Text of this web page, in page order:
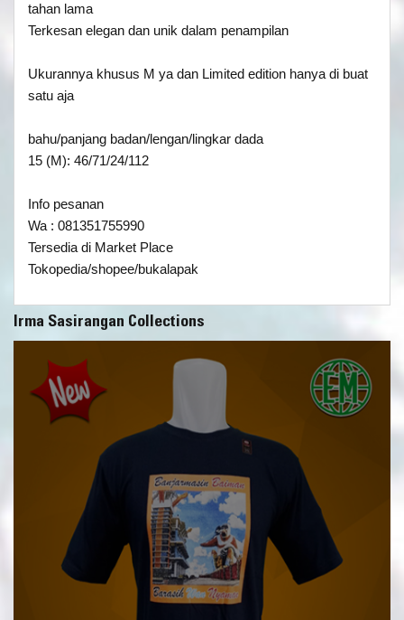
tahan lama
Terkesan elegan dan unik dalam penampilan
Ukurannya khusus M ya dan Limited edition hanya di buat
satu aja
bahu/panjang badan/lengan/lingkar dada
15 (M): 46/71/24/112
Info pesanan
Wa : 081351755990
Tersedia di Market Place
Tokopedia/shopee/bukalapak
Irma Sasirangan Collections